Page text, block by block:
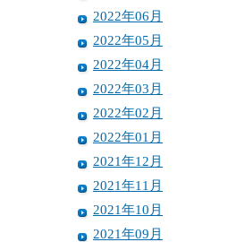
2022年06月
2022年05月
2022年04月
2022年03月
2022年02月
2022年01月
2021年12月
2021年11月
2021年10月
2021年09月